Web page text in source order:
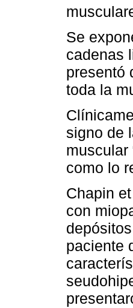
Se
cadenas
presentó
toda la
signo de
muscular
como lo
Chapin
con
paciente